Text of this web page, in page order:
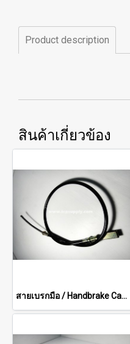
Product description
สินค้าเกี่ยวข้อง
สายเบรกมือ / Handbrake Cable